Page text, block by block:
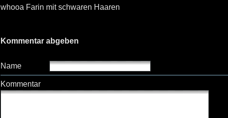
whooa Farin mit schwaren Haaren
Kommentar abgeben
Name
Kommentar